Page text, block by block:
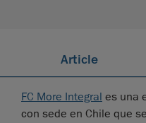
Article
FC More Integral es una
con sede en Chile que